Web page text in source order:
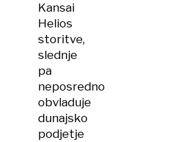
Kansai
Helios
storitve,
slednje
pa
neposredno
obvladuje
dunajsko
podjetje